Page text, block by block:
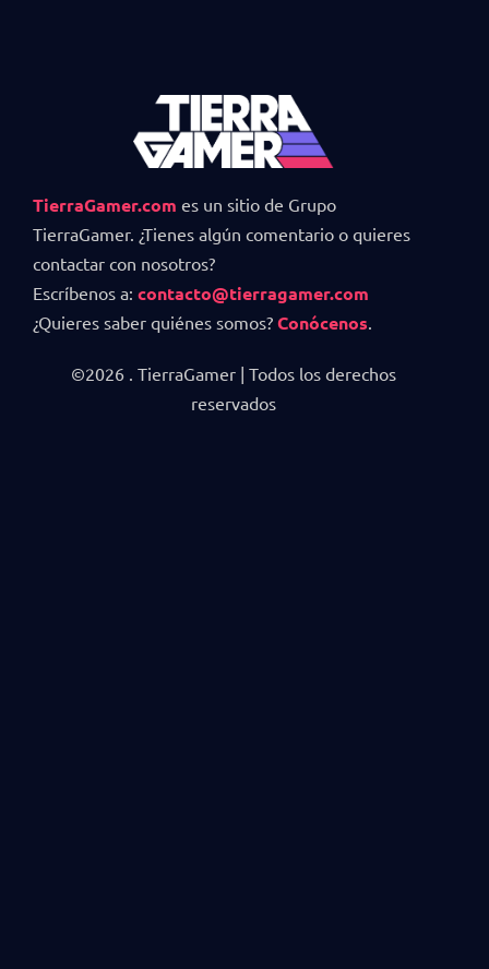
TierraGamer.com es un sitio de Grupo
TierraGamer. ¿Tienes algún comentario o quieres
contactar con nosotros?
Escríbenos a: contacto@tierragamer.com
¿Quieres saber quiénes somos? Conócenos
©2026 . TierraGamer | Todos los derechos
reservados